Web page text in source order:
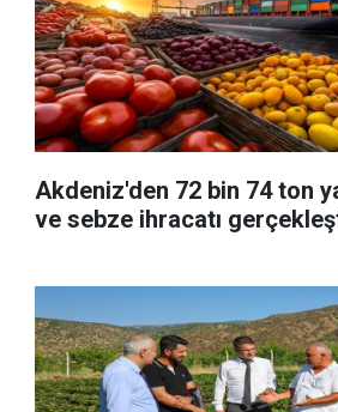
Akdeniz'den 72 bin 74 ton
ve sebze ihracatı